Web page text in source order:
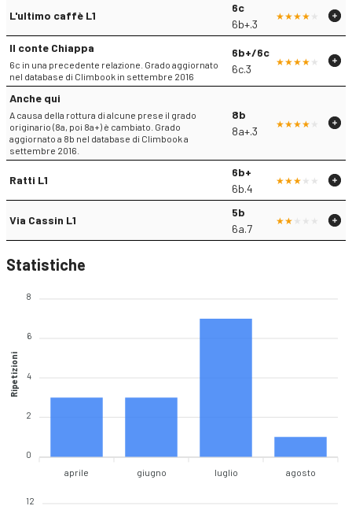
L'ultimo caffè L1
6c
6b+.3
Il conte Chiappa
6c in una precedente relazione. Grado aggiornato
nel database di Climbook in settembre 2016
6b+/6c
6c.3
Anche qui
A causa della rottura di alcune prese il grado
originario (8a, poi 8a+) è cambiato. Grado
aggiornato a 8b nel database di Climbook a
settembre 2016.
8b
8a+.3
Ratti L1
6b+
6b.4
Via Cassin L1
5b
6a.7
Statistiche
8
6
4
2
0
Ripetizioni
aprile giugno luglio agosto
12